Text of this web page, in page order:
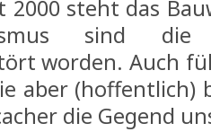
2000 steht das
sind die
worden. Auch
aber (hoffentlich)
die Gegend